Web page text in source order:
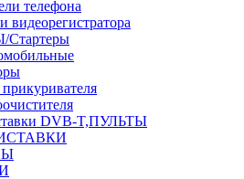
телефона
видеорегистратора
DVB-T,ПУЛЬТЫ